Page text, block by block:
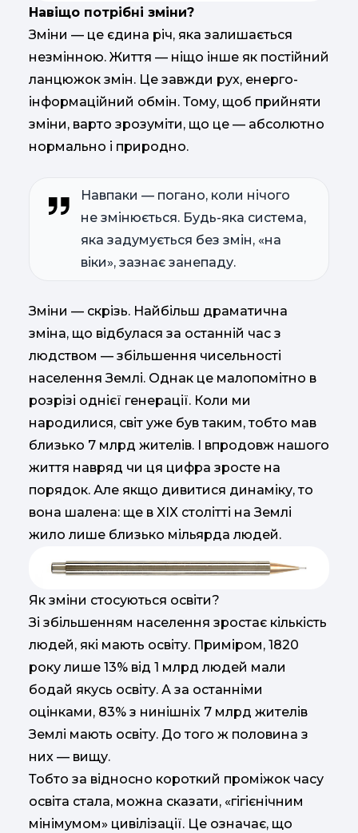
Навіщо потрібні зміни?
Зміни — це єдина річ, яка залишається
незмінною. Життя — ніщо інше як постійний
ланцюжок змін. Це завжди рух, енерго-
інформаційний обмін. Тому, щоб прийняти
зміни, варто зрозуміти, що це — абсолютно
нормально і природно.
Навпаки — погано, коли нічого
не змінюється. Будь-яка система,
яка задумується без змін, «на
віки», зазнає занепаду.
Зміни — скрізь. Найбільш драматична
зміна, що відбулася за останній час з
людством — збільшення чисельності
населення Землі. Однак це малопомітно в
розрізі однієї генерації. Коли ми
народилися, світ уже був таким, тобто мав
близько 7 млрд жителів. І впродовж нашого
життя навряд чи ця цифра зросте на
порядок. Але якщо дивитися динаміку, то
вона шалена: ще в XIX столітті на Землі
жило лише близько мільярда людей.
Як зміни стосуються освіти?
Зі збільшенням населення зростає кількість
людей, які мають освіту. Приміром, 1820
року лише 13% від 1 млрд людей мали
бодай якусь освіту. А за останніми
оцінками, 83% з нинішніх 7 млрд жителів
Землі мають освіту. До того ж половина з
них — вищу.
Тобто за відносно короткий проміжок часу
освіта стала, можна сказати, «гігієнічним
мінімумом» цивілізації. Це означає, що